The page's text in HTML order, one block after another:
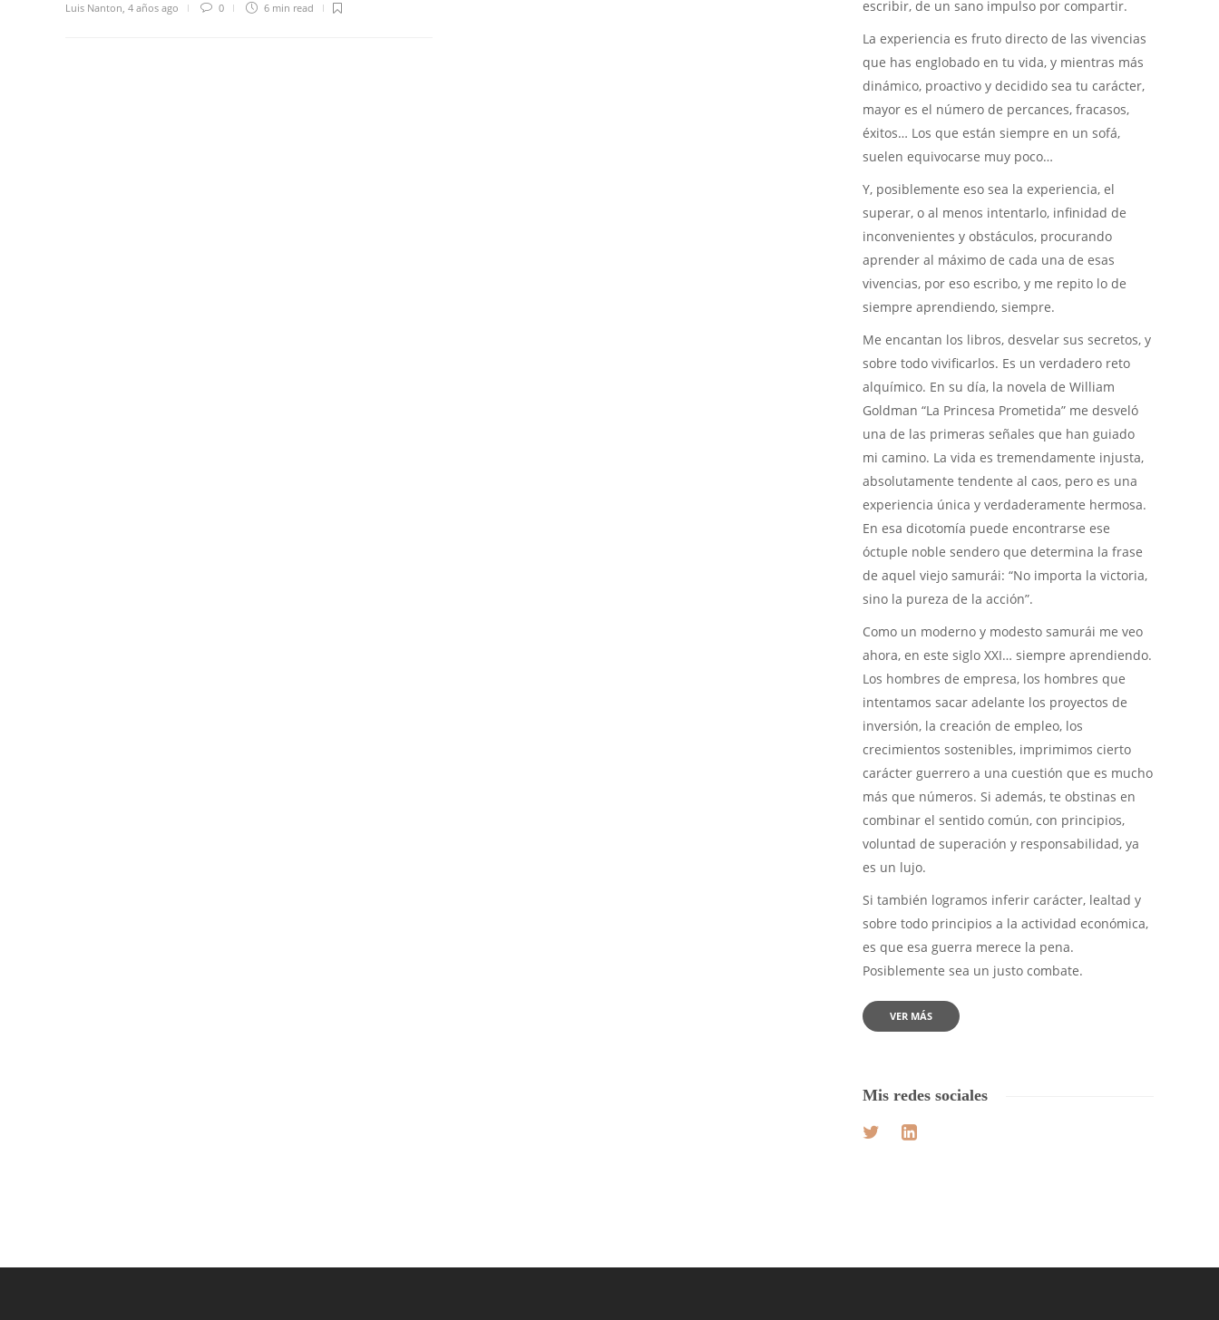
Luis Nanton, 4 años ago 0 6 min read
escribir, de un sano impulso por compartir.
La experiencia es fruto directo de las vivencias
que has englobado en tu vida, y mientras más
dinámico, proactivo y decidido sea tu carácter,
mayor es el número de percances, fracasos,
éxitos… Los que están siempre en un sofá,
suelen equivocarse muy poco…
Y, posiblemente eso sea la experiencia, el
superar, o al menos intentarlo, infinidad de
inconvenientes y obstáculos, procurando
aprender al máximo de cada una de esas
vivencias, por eso escribo, y me repito lo de
siempre aprendiendo, siempre.
Me encantan los libros, desvelar sus secretos, y
sobre todo vivificarlos. Es un verdadero reto
alquímico. En su día, la novela de William
Goldman “La Princesa Prometida” me desveló
una de las primeras señales que han guiado
mi camino. La vida es tremendamente injusta,
absolutamente tendente al caos, pero es una
experiencia única y verdaderamente hermosa.
En esa dicotomía puede encontrarse ese
óctuple noble sendero que determina la frase
de aquel viejo samurái: “No importa la victoria,
sino la pureza de la acción”.
Como un moderno y modesto samurái me veo
ahora, en este siglo XXI… siempre aprendiendo.
Los hombres de empresa, los hombres que
intentamos sacar adelante los proyectos de
inversión, la creación de empleo, los
crecimientos sostenibles, imprimimos cierto
carácter guerrero a una cuestión que es mucho
más que números. Si además, te obstinas en
combinar el sentido común, con principios,
voluntad de superación y responsabilidad, ya
es un lujo.
Si también logramos inferir carácter, lealtad y
sobre todo principios a la actividad económica,
es que esa guerra merece la pena.
Posiblemente sea un justo combate.
VER MÁS
Mis redes sociales